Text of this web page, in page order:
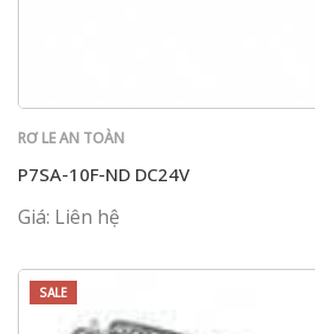
RƠ LE AN TOÀN
P7SA-10F-ND DC24V
Giá: Liên hệ
SALE